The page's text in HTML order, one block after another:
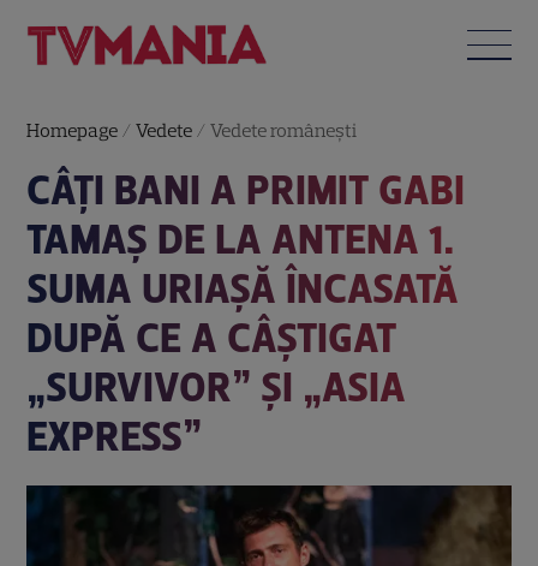
Homepage /Vedete /Vedete româneşti
CÂȚI BANI A PRIMIT GABI
TAMAȘ DE LA ANTENA 1.
SUMA URIAȘĂ ÎNCASATĂ
DUPĂ CE A CÂȘTIGAT
„SURVIVOR” ȘI „ASIA
EXPRESS”